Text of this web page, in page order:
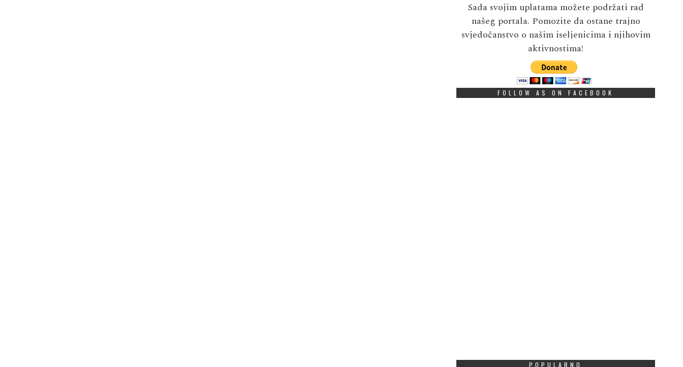
Sada svojim uplatama možete podržati rad
našeg portala. Pomozite da ostane trajno
svjedočanstvo o našim iseljenicima i njihovim
aktivnostima!
FOLLOW AS ON FACEBOOK
POPULARNO